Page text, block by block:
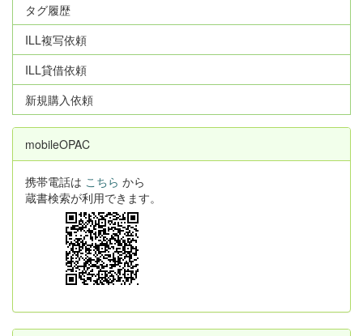
タグ履歴
ILL複写依頼
ILL貸借依頼
新規購入依頼
mobileOPAC
携帯電話は こちら から
蔵書検索が利用できます。